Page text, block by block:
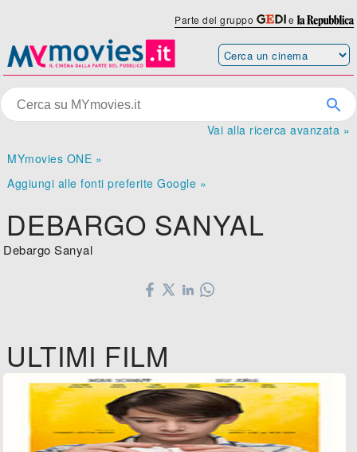
Parte del gruppo e
Vai alla ricerca avanzata »
MYmovies ONE »
Aggiungi alle fonti preferite Google »
DEBARGO SANYAL
Debargo Sanyal
ULTIMI FILM